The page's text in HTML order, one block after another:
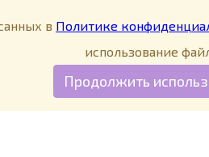
в Политике
использование
Продолжить